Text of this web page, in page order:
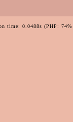
time: 0.0488s (PHP: